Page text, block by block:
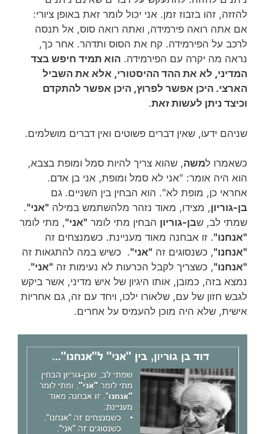
להזזה, זהו בזבוז זמן. אני יכול לומר זאת באופן ציורי:
אם אתה רואה פירמידה, ואתה רואה סוס, אל תנסה
לרכב על הפירמידה. קח את הסוס ותדהר. אחר כך,
נראה מה יקרה עם הפירמידה. הוא תמיד חיפש בצד
המדיני, לא את ההד ההיסטורי, אלא את השביל
הארצי. היכן אפשר לפרוץ, היכן אפשר להתקדם
וכיצד ניתן לעשות זאת.
שניהם ידעו, שאין דברים פשוטים ואין דברים מושלמים.
כשאמרו למשה, שהוא צריך להיות סמל ומופת בצבא,
הוא היה אומר: "אני לא סמל ומופת, אני בן אדם.
אחראי כן, מופת לא". הוא הבחין בין השניים. גם
בן-גוריון, מצידו, מאוד נזהר מלהשתמש במילה "אני".
שמתי לב, שבן-גוריון הבחין מתי לומר "אני", מתי לומר
"אנחנו". זו אבחנה מאוד מעניינת. כשמנצחים זה
"אנחנו", כשנסוגים זה "אני". כשיש במה להתגאות זה
"אנחנו", כשצריך לקבל הכרעות לא נעימות זה "אני".
נמצא בזה, כמובן, אותו היגיון של איש מדיני, אשר ביקש
לגבש חזון של עם, שלאורו ילכו, ויחד עם זה, גם אחריות
אישית, שלא היה מוכן להעמיס על אחרים.